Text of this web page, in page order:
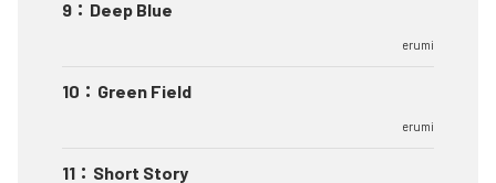
9 ： Deep Blue
erumi
10 ： Green Field
erumi
11 ： Short Story